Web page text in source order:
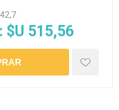
$U 515,56